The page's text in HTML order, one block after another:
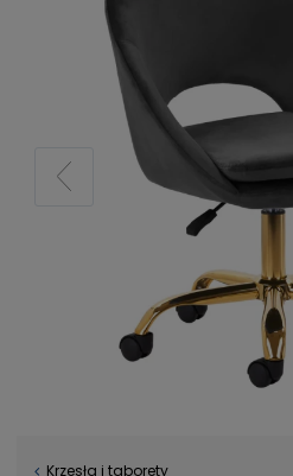
Krzesła i taborety